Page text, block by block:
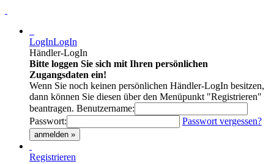
LogInLogIn
Händler-LogIn
Bitte loggen Sie sich mit Ihren persönlichen
Zugangsdaten ein!
Wenn Sie noch keinen persönlichen Händler-LogIn besitzen,
dann können Sie diesen über den Menüpunkt "Registrieren"
beantragen. Benutzername:
Passwort:
Passwort vergessen?
anmelden »
Registrieren